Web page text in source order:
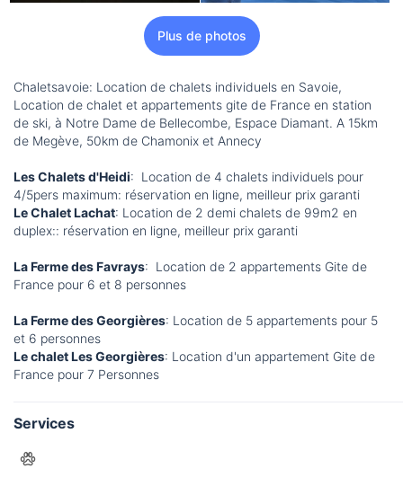
Plus de photos
Chaletsavoie: Location de chalets individuels en Savoie,
Location de chalet et appartements gite de France en station
de ski, à Notre Dame de Bellecombe, Espace Diamant. A 15km
de Megève, 50km de Chamonix et Annecy
Les Chalets d'Heidi: Location de 4 chalets individuels pour
4/5pers maximum: réservation en ligne, meilleur prix garanti
Le Chalet Lachat: Location de 2 demi chalets de 99m2 en
duplex:: réservation en ligne, meilleur prix garanti
La Ferme des Favrays: Location de 2 appartements Gite de
France pour 6 et 8 personnes
La Ferme des Georgières: Location de 5 appartements pour 5
et 6 personnes
Le chalet Les Georgières: Location d'un appartement Gite de
France pour 7 Personnes
Services